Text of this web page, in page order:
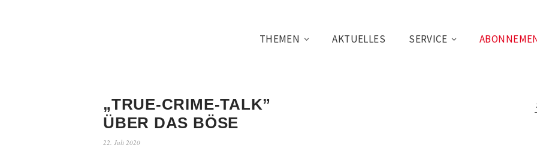
THEMEN AKTUELLES SERVICE
„TRUE-CRIME-TALK”
ÜBER DAS BÖSE
22. Juli 2020